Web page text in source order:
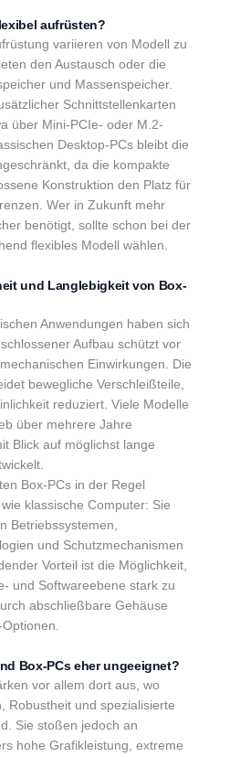
aufrüsten?
variieren von Modell zu
den Austausch oder die
und Massenspeicher.
Schnittstellenkarten
über Mini-PCIe- oder M.2-
Desktop-PCs bleibt die
da die kompakte
Konstruktion den Platz für
Wer in Zukunft mehr
benötigt, sollte schon bei der
flexibles Modell wählen.
und Langlebigkeit von Box-
Anwendungen haben sich
Aufbau schützt vor
Einwirkungen. Die
bewegliche Verschleißteile,
reduziert. Viele Modelle
über mehrere Jahre
Blick auf möglichst lange
Box-PCs in der Regel
klassische Computer: Sie
Betriebssystemen,
und Schutzmechanismen
Vorteil ist die Möglichkeit,
und Softwareebene stark zu
abschließbare Gehäuse
Box-PCs eher ungeeignet?
vor allem dort aus, wo
Robustheit und spezialisierte
Sie stoßen jedoch an
hohe Grafikleistung, extreme